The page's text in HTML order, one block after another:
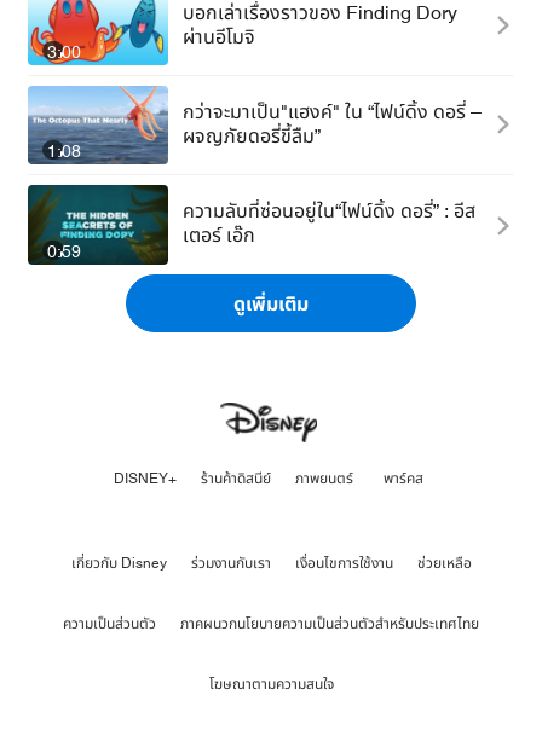
3:00
บอกเล่าเรื่องราวของ Finding Dory
ผ่านอีโมจิ
1:08
กว่าจะมาเป็น"แฮงค์" ใน “ไฟน์ดิ้ง ดอรี่ –
ผจญภัยดอรี่ขี้ลืม”
0:59
ความลับที่ซ่อนอยู่ใน“ไฟน์ดิ้ง ดอรี่” : อีส
เตอร์ เอ๊ก
ดูเพิ่มเติม
DISNEY+ ร้านค้าดิสนีย์ ภาพยนตร์ พาร์คส
เกี่ยวกับ Disney ร่วมงานกับเรา เงื่อนไขการใช้งาน ช่วยเหลือ
ความเป็นส่วนตัว ภาคผนวกนโยบายความเป็นส่วนตัวสำหรับประเทศไทย
โฆษณาตามความสนใจ